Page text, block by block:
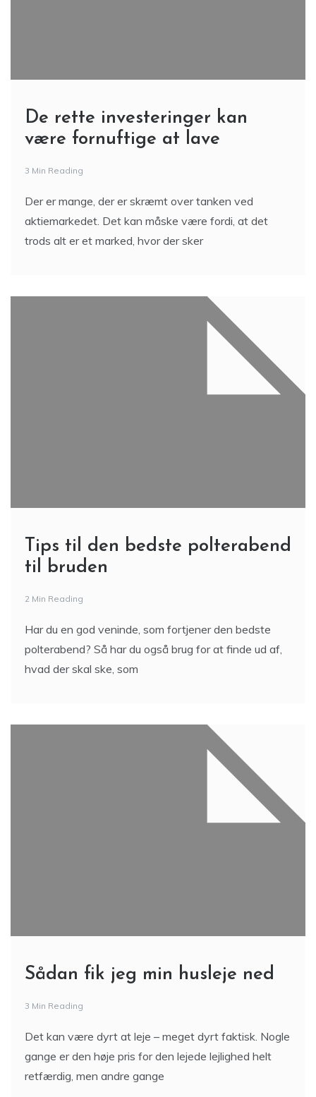
De rette investeringer kan
være fornuftige at lave
3 Min Reading
Der er mange, der er skræmt over tanken ved
aktiemarkedet. Det kan måske være fordi, at det
trods alt er et marked, hvor der sker
Tips til den bedste polterabend
til bruden
2 Min Reading
Har du en god veninde, som fortjener den bedste
polterabend? Så har du også brug for at finde ud af,
hvad der skal ske, som
Sådan fik jeg min husleje ned
3 Min Reading
Det kan være dyrt at leje – meget dyrt faktisk. Nogle
gange er den høje pris for den lejede lejlighed helt
retfærdig, men andre gange